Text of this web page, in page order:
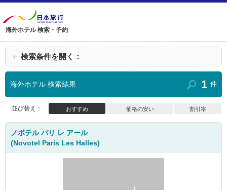
海外ホテル 検索・予約
＋ 検索条件を開く：
海外ホテル 検索結果 1 件
並び替え： おすすめ 価格の安い 割引率
ノボテル パリ レ アール
(Novotel Paris Les Halles)